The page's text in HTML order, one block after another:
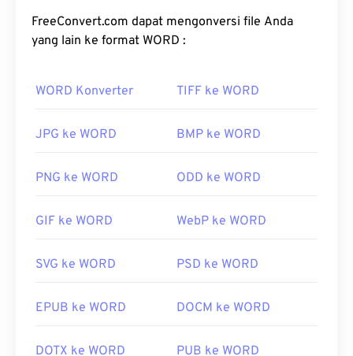
FreeConvert.com dapat mengonversi file Anda
yang lain ke format WORD :
WORD Konverter TIFF ke WORD
JPG ke WORD BMP ke WORD
PNG ke WORD ODD ke WORD
GIF ke WORD WebP ke WORD
SVG ke WORD PSD ke WORD
EPUB ke WORD DOCM ke WORD
DOTX ke WORD PUB ke WORD